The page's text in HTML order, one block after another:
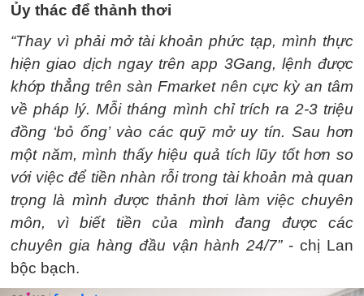
Ủy thác để thảnh thơi
“Thay vì phải mở tài khoản phức tạp, mình thực
hiện giao dịch ngay trên app 3Gang, lệnh được
khớp thẳng trên sàn Fmarket nên cực kỳ an tâm
về pháp lý. Mỗi tháng mình chỉ trích ra 2-3 triệu
đồng ‘bỏ ống’ vào các quỹ mở uy tín. Sau hơn
một năm, mình thấy hiệu quả tích lũy tốt hơn so
với việc để tiền nhàn rỗi trong tài khoản mà quan
trọng là mình được thảnh thơi làm việc chuyên
môn, vì biết tiền của mình đang được các
chuyên gia hàng đầu vận hành 24/7”- chị Lan
bộc bạch.